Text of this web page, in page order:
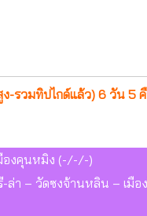
ง-รวมทิปไกด์แล้ว) 6 วัน 5
องคุนหมิง (-/-/-)
-ล่า – วัดซงจ้านหลิน – เมื